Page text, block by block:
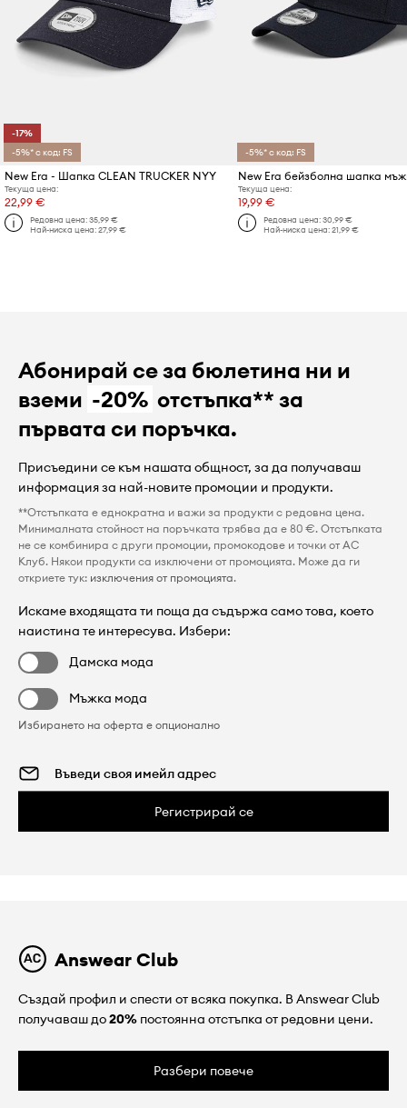
-17%
-5%* с код: FS
New Era - Шапка CLEAN TRUCKER NYY
Текуща цена:
22,99 €
Редовна цена:35,99 €
Най-ниска цена:27,99 €
-5%* с код: FS
New Era бейзболна шапка
Текуща цена:
19,99 €
Редовна цена:30,99 €
Най-ниска цена:21,99 €
Абонирай се за бюлетина ни и
вземи -20% отстъпка** за
първата си поръчка.
Присъедини се към нашата общност, за да получаваш
информация за най-новите промоции и продукти.
**Отстъпката е еднократна и важи за продукти с редовна цена.
Минималната стойност на поръчката трябва да е 80 €. Отстъпката
не се комбинира с други промоции, промокодове и точки от AC
Клуб. Някои продукти са изключени от промоцията. Може да ги
откриете тук: изключения от промоцията.
Искаме входящата ти поща да съдържа само това, което
наистина те интересува. Избери:
Дамска мода
Мъжка мода
Избирането на оферта е опционално
Регистрирай се
Answear Club
Създай профил и спести от всяка покупка. В Answear Club
получаваш до20% постоянна отстъпка от редовни цени.
Разбери повече